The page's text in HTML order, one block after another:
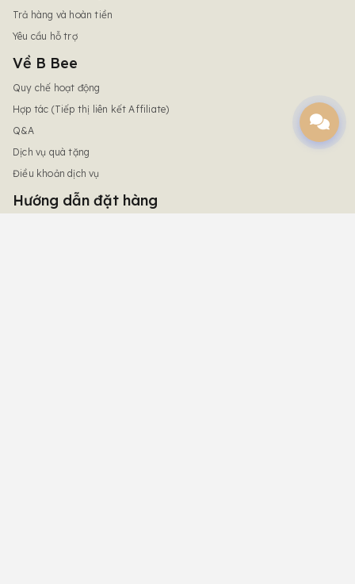
Trả hàng và hoàn tiền
Yêu cầu hỗ trợ
Về B Bee
Quy chế hoạt động
Hợp tác (Tiếp thị liên kết Affiliate)
Q&A
Dịch vụ quà tặng
Điều khoản dịch vụ
Hướng dẫn đặt hàng